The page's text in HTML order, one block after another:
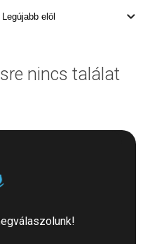
nincs találat